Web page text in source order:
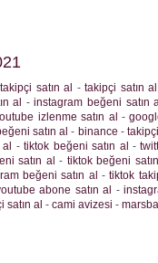
takipçi satın al - takipçi satın al
al -instagram beğeni satın
izlenme satın al -
satın al - binance -
al -tiktok beğeni satın al -
satın al - tiktok beğeni
beğeni satın al -tiktok
abone satın al -
satın al - cami avizesi -